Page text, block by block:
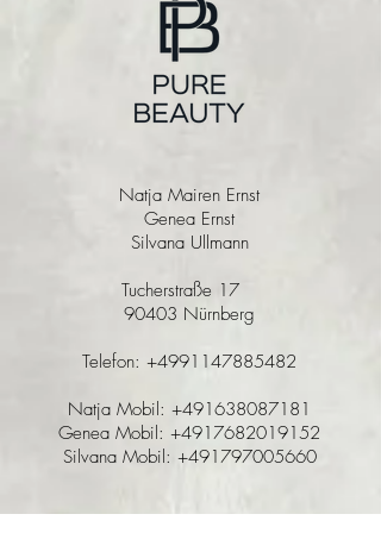
Natja Mairen Ernst
Genea Ernst
Silvana Ullmann
Tucherstraße 17
90403 Nürnberg
Telefon: +4991147885482
Natja Mobil: +491638087181
Genea Mobil: +4917682019152
Silvana Mobil: +491797005660
Mailadressen: